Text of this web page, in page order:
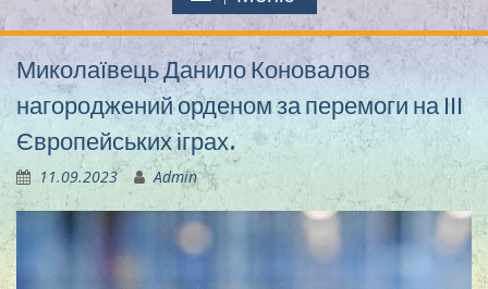
Миколаївець Данило Коновалов
нагороджений орденом за перемоги на ІІІ
Європейських іграх.
11.09.2023 Admin